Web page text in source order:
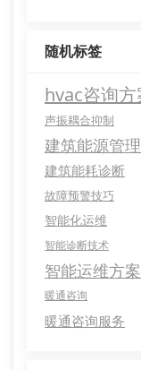
随机标签
hvac咨询方
声振耦合抑制
建筑能源管理
建筑能耗诊断
故障预警技巧
智能化运维
智能诊断技术
智能运维方案
暖通咨询
暖通咨询服务